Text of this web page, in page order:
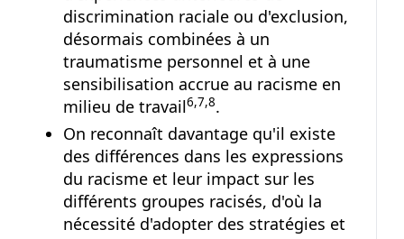
discrimination raciale ou d'exclusion,
désormais combinées à un
traumatisme personnel et à une
sensibilisation accrue au racisme en
milieu de travailNote de bas de page
6,Note de bas de page
7,Note de bas de page
8.
On reconnaît davantage qu'il existe
des différences dans les expressions
du racisme et leur impact sur les
différents groupes racisés, d'où la
nécessité d'adopter des stratégies et